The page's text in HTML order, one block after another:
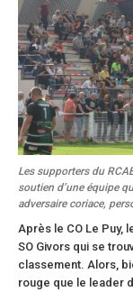
Les supporters du
soutien d’une équipe
adversaire coriace,
Après le CO Le Puy,
SO Givors qui se
classement. Alors,
rouge que le leader